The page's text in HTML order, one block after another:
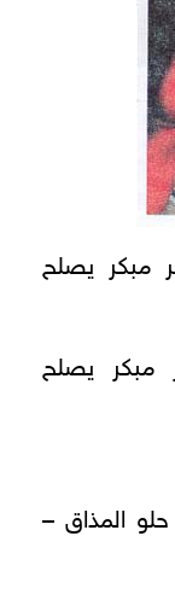
مبكر يصلح
مبكر يصلح
المذاق –